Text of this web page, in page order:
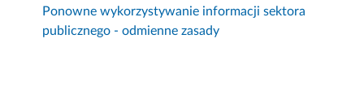
Ponowne wykorzystywanie informacji sektora
publicznego - odmienne zasady